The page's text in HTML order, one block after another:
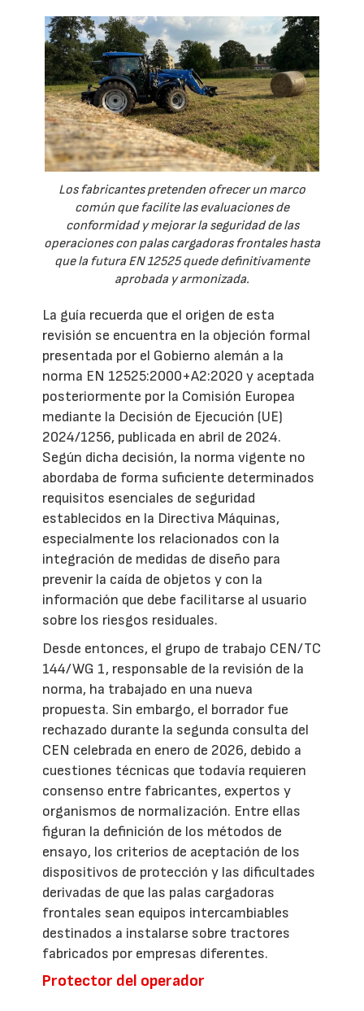
Los fabricantes pretenden ofrecer un marco
común que facilite las evaluaciones de
conformidad y mejorar la seguridad de las
operaciones con palas cargadoras frontales hasta
que la futura EN 12525 quede definitivamente
aprobada y armonizada.
La guía recuerda que el origen de esta
revisión se encuentra en la objeción formal
presentada por el Gobierno alemán a la
norma EN 12525:2000+A2:2020 y aceptada
posteriormente por la Comisión Europea
mediante la Decisión de Ejecución (UE)
2024/1256, publicada en abril de 2024.
Según dicha decisión, la norma vigente no
abordaba de forma suficiente determinados
requisitos esenciales de seguridad
establecidos en la Directiva Máquinas,
especialmente los relacionados con la
integración de medidas de diseño para
prevenir la caída de objetos y con la
información que debe facilitarse al usuario
sobre los riesgos residuales.
Desde entonces, el grupo de trabajo CEN/TC
144/WG 1, responsable de la revisión de la
norma, ha trabajado en una nueva
propuesta. Sin embargo, el borrador fue
rechazado durante la segunda consulta del
CEN celebrada en enero de 2026, debido a
cuestiones técnicas que todavía requieren
consenso entre fabricantes, expertos y
organismos de normalización. Entre ellas
figuran la definición de los métodos de
ensayo, los criterios de aceptación de los
dispositivos de protección y las dificultades
derivadas de que las palas cargadoras
frontales sean equipos intercambiables
destinados a instalarse sobre tractores
fabricados por empresas diferentes.
Protector del operador